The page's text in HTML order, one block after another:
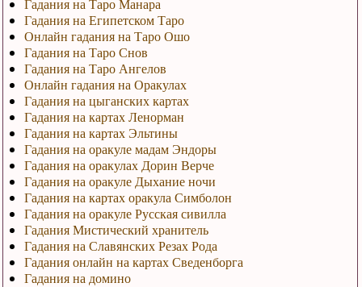
Гадания на Египетском Таро
Онлайн гадания на Таро Ошо
Гадания на Таро Снов
Гадания на Таро Ангелов
Онлайн гадания на Оракулах
Гадания на цыганских картах
Гадания на картах Ленорман
Гадания на картах Эльтины
Гадания на оракуле мадам Эндоры
Гадания на оракулах Дорин Верче
Гадания на оракуле Дыхание ночи
Гадания на картах оракула Симболон
Гадания на оракуле Русская сивилла
Гадания Мистический хранитель
Гадания на Славянских Резах Рода
Гадания онлайн на картах Сведенборга
Гадания на домино